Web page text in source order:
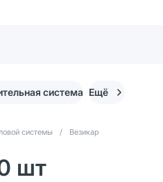
система Ещё
системы / Везикар
шт